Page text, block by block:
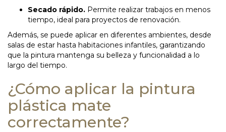
Secado rápido. Permite realizar trabajos en menos
tiempo, ideal para proyectos de renovación.
Además, se puede aplicar en diferentes ambientes, desde
salas de estar hasta habitaciones infantiles, garantizando
que la pintura mantenga su belleza y funcionalidad a lo
largo del tiempo.
¿Cómo aplicar la pintura
plástica mate
correctamente?